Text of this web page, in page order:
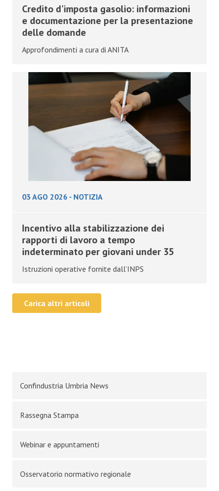
Credito d'imposta gasolio: informazioni
e documentazione per la presentazione
delle domande
Approfondimenti a cura di ANITA
03 AGO 2026 - NOTIZIA
Incentivo alla stabilizzazione dei
rapporti di lavoro a tempo
indeterminato per giovani under 35
Istruzioni operative fornite dall’INPS
Carica altri articoli
Confindustria Umbria News
Rassegna Stampa
Webinar e appuntamenti
Osservatorio normativo regionale